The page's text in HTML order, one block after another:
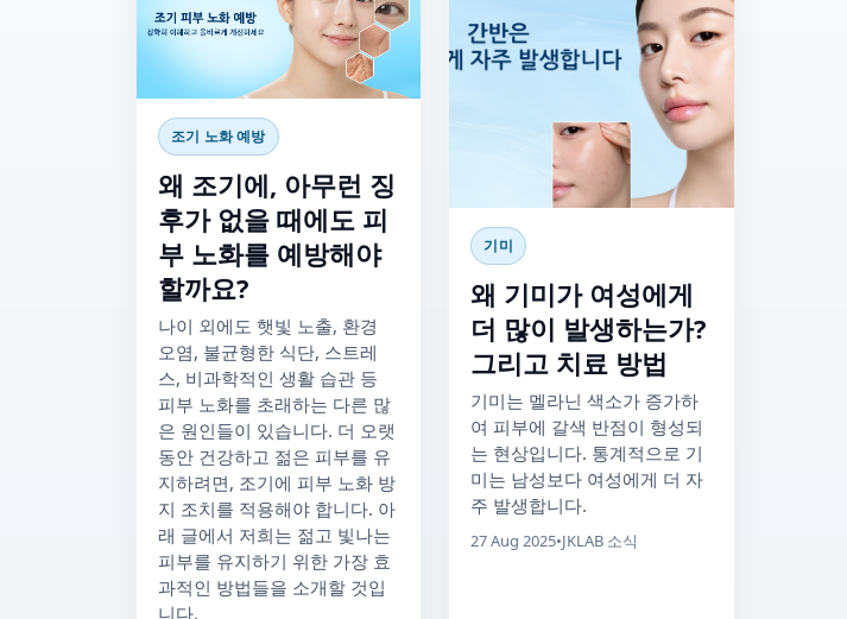
조기 노화 예방
왜 조기에, 아무런 징
후가 없을 때에도 피
부 노화를 예방해야
할까요?
나이 외에도 햇빛 노출, 환경
오염, 불균형한 식단, 스트레
스, 비과학적인 생활 습관 등
피부 노화를 초래하는 다른 많
은 원인들이 있습니다. 더 오랫
동안 건강하고 젊은 피부를 유
지하려면, 조기에 피부 노화 방
지 조치를 적용해야 합니다. 아
래 글에서 저희는 젊고 빛나는
피부를 유지하기 위한 가장 효
과적인 방법들을 소개할 것입
니다.
기미
왜 기미가 여성에게
더 많이 발생하는가?
그리고 치료 방법
기미는 멜라닌 색소가 증가하
여 피부에 갈색 반점이 형성되
는 현상입니다. 통계적으로 기
미는 남성보다 여성에게 더 자
주 발생합니다.
27 Aug 2025•JKLAB 소식